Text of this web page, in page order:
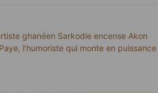
ghanéen Sarkodie encense Akon
l’humoriste qui monte en puissance